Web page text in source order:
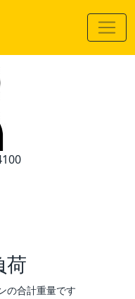
荷
の合計重量です